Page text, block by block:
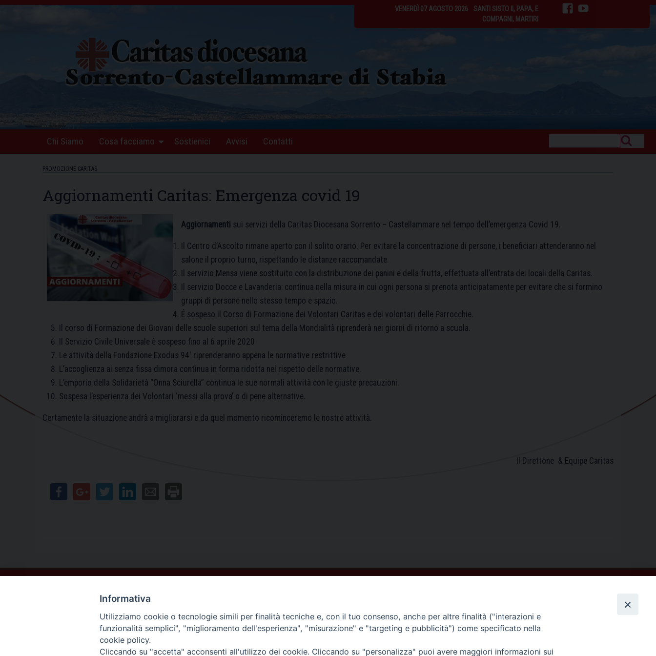
Skip
VENERDÌ 07 AGOSTO 2026
SANTI SISTO II, PAPA, E
COMPAGNI, MARTIRI
Chi Siamo Cosa facciamo Sostienici Avvisi Contatti
PROMOZIONE CARITAS
Aggiornamenti Caritas: Emergenza covid 19
Aggiornamenti sui servizi della Caritas Diocesana Sorrento – Castellammare nel tempo dell’emergenza Covid 19.
Il Centro d’Ascolto rimane aperto con il solito orario. Per evitare la concentrazione di persone, i beneficiari attenderanno nel
salone il proprio turno, rispettando le distanze raccomandate.
Il servizio Mensa viene sostituito con la distribuzione dei panini e della frutta, effettuata all’entrata dei locali della Caritas.
Il servizio Docce e Lavanderia: continua nella misura in cui ogni persona si prenota anticipatamente per evitare che si formino
gruppi di persone nello stesso tempo e spazio.
É sospeso il Corso di Formazione dei Volontari Caritas e dei volontari delle Parrocchie.
Il corso di Formazione dei Giovani delle scuole superiori sul tema della Mondialità riprenderà nei giorni di ritorno a scuola.
Il Servizio Civile Universale è sospeso fino al 6 aprile 2020
Le attività della Fondazione Exodus 94′ riprenderanno appena le normative restrittive
L’accoglienza ai senza fissa dimora continua in forma ridotta nel rispetto delle normative.
L’emporio della Solidarietà “Onna Sciurella” continua le sue normali attività con le giuste precauzioni.
Sospesa l’esperienza dei Volontari ‘messi alla prova’ o di pene alternative.
Certamente la situazione andrà a migliorarsi e da quel momento ricominceremo le nostre attività.
Il Direttone & Equipe Caritas
Vico Sant’Anna 1 – 80053 Castellammare di Stabia (NA)
Via San Bartolomeo 72 – 80053 Castellammare di Stabia (NA)
Informativa
Utilizziamo cookie o tecnologie simili per finalità tecniche e, con il tuo consenso, anche per altre finalità ("interazioni e
funzionalità semplici", "miglioramento dell'esperienza", "misurazione" e "targeting e pubblicità") come specificato nella
cookie policy.
Cliccando su "accetta" acconsenti all'utilizzo dei cookie. Cliccando su "personalizza" puoi avere maggiori informazioni sui